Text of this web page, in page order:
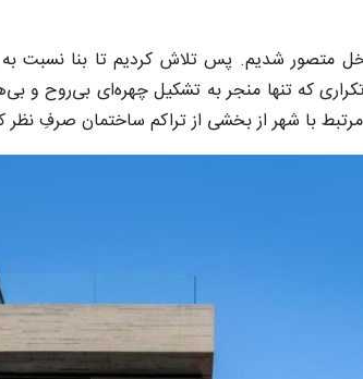
متصور شدیم. پس تلاش کردیم تا بنا نسبت
که تنها منجر به تشکیل چهره‌ای بی‌روح و
مرتبط با شهر از بخشی از تراکم ساختمان صرفِ نظر